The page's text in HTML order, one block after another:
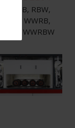
RB, WRB, RBW,
WRBW, WWRB,
HWRB, WWRBW